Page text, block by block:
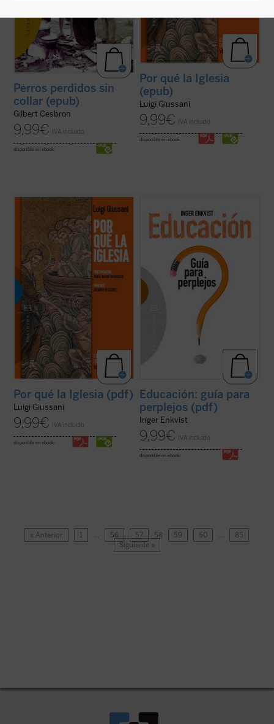
Perros perdidos sin
collar (epub)
Gilbert Cesbron
9,99€ IVA incluido
disponible en ebook:
Por qué la Iglesia
(epub)
Luigi Giussani
9,99€ IVA incluido
disponible en ebook:
«Viviendo la experiencia de la comunidad
cristiana el hombre de hoy puede verificar
que esta realidad no es solamente humana,
sino que esta vida corresponde a las
exigencias más radicales del corazón, que
permite encarar las circunstancias y los ...
(ver ficha)
Por qué la Iglesia (pdf)
Luigi Giussani
9,99€ IVA incluido
disponible en ebook:
Educación: guía para
perplejos (pdf)
Inger Enkvist
9,99€ IVA incluido
disponible en ebook:
« Anterior 1 … 56 57 58 59 60 …
85
Siguiente »